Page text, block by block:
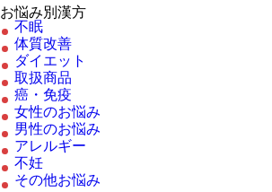
お悩み別漢方
不眠
体質改善
ダイエット
取扱商品
癌・免疫
女性のお悩み
男性のお悩み
アレルギー
不妊
その他お悩み